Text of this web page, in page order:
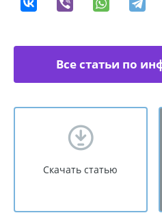
Все статьи по
Скачать статью